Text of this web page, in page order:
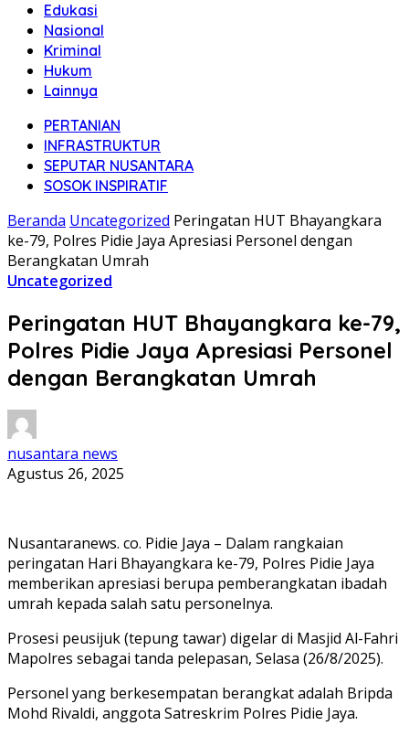
Edukasi
Nasional
Kriminal
Hukum
Lainnya
PERTANIAN
INFRASTRUKTUR
SEPUTAR NUSANTARA
SOSOK INSPIRATIF
Beranda Uncategorized Peringatan HUT Bhayangkara
ke-79, Polres Pidie Jaya Apresiasi Personel dengan
Berangkatan Umrah
Uncategorized
Peringatan HUT Bhayangkara ke-79,
Polres Pidie Jaya Apresiasi Personel
dengan Berangkatan Umrah
nusantara news
Agustus 26, 2025
Nusantaranews. co. Pidie Jaya – Dalam rangkaian
peringatan Hari Bhayangkara ke-79, Polres Pidie Jaya
memberikan apresiasi berupa pemberangkatan ibadah
umrah kepada salah satu personelnya.
Prosesi peusijuk (tepung tawar) digelar di Masjid Al-Fahri
Mapolres sebagai tanda pelepasan, Selasa (26/8/2025).
Personel yang berkesempatan berangkat adalah Bripda
Mohd Rivaldi, anggota Satreskrim Polres Pidie Jaya.